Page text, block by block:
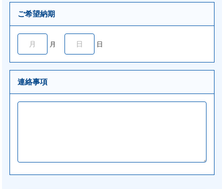
ご希望納期
月 日
連絡事項